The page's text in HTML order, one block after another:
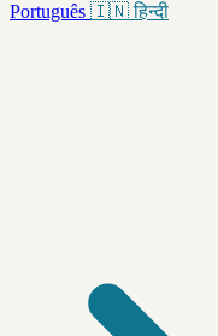
Português 🇮🇳 हिन्दी